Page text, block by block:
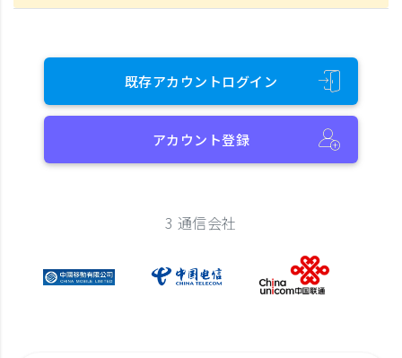
既存アカウントログイン
アカウント登録
3 通信会社